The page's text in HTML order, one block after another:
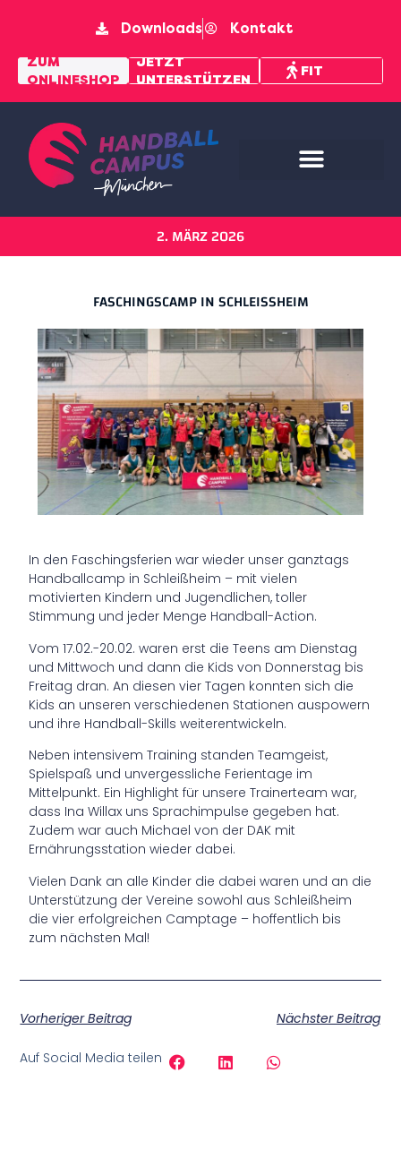
Downloads Kontakt
ZUM
ONLINESHOP
JETZT
UNTERSTÜTZEN
FIT
PFAD
2. MÄRZ 2026
FASCHINGSCAMP IN SCHLEISSHEIM
In den Faschingsferien war wieder unser ganztags
Handballcamp in Schleißheim – mit vielen
motivierten Kindern und Jugendlichen, toller
Stimmung und jeder Menge Handball-Action.
Vom 17.02.-20.02. waren erst die Teens am Dienstag
und Mittwoch und dann die Kids von Donnerstag bis
Freitag dran. An diesen vier Tagen konnten sich die
Kids an unseren verschiedenen Stationen auspowern
und ihre Handball-Skills weiterentwickeln.
Neben intensivem Training standen Teamgeist,
Spielspaß und unvergessliche Ferientage im
Mittelpunkt. Ein Highlight für unsere Trainerteam war,
dass Ina Willax uns Sprachimpulse gegeben hat.
Zudem war auch Michael von der DAK mit
Ernährungsstation wieder dabei.
Vielen Dank an alle Kinder die dabei waren und an die
Unterstützung der Vereine sowohl aus Schleißheim
die vier erfolgreichen Camptage – hoffentlich bis
zum nächsten Mal!
Vorheriger Beitrag Nächster Beitrag
Auf Social Media teilen